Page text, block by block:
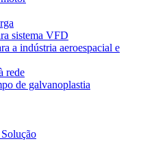
sistema VFD
a indústria aeroespacial e
rede
de galvanoplastia